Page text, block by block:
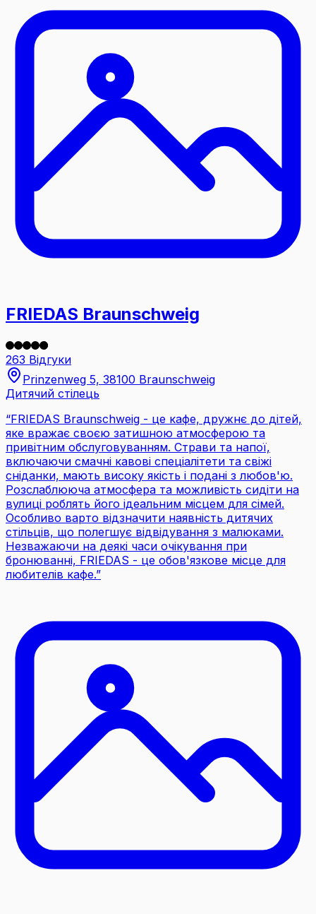
FRIEDAS Braunschweig
263 Відгуки
Prinzenweg 5, 38100 Braunschweig
Дитячий стілець
“FRIEDAS Braunschweig - це кафе, дружнє до дітей,
яке вражає своєю затишною атмосферою та
привітним обслуговуванням. Страви та напої,
включаючи смачні кавові спеціалітети та свіжі
сніданки, мають високу якість і подані з любов'ю.
Розслаблююча атмосфера та можливість сидіти на
вулиці роблять його ідеальним місцем для сімей.
Особливо варто відзначити наявність дитячих
стільців, що полегшує відвідування з малюками.
Незважаючи на деякі часи очікування при
бронюванні, FRIEDAS - це обов'язкове місце для
любителів кафе.”